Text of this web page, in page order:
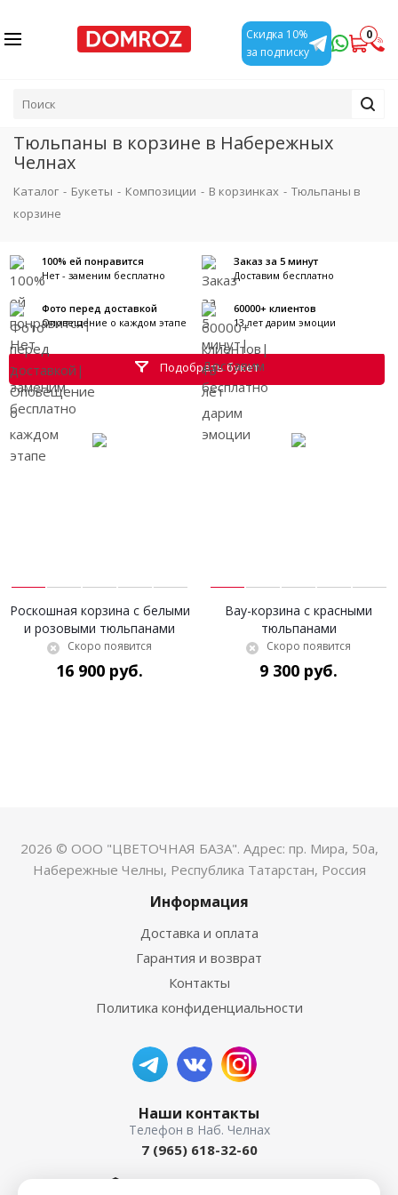
Скидка 10%
за подписку
0
Тюльпаны в корзине в Набережных
Челнах
Каталог - Букеты - Композиции - В корзинках - Тюльпаны в
корзине
100% ей понравится
Нет - заменим бесплатно
Заказ за 5 минут
Доставим бесплатно
Фото перед доставкой
Оповещение о каждом этапе
60000+ клиентов
13 лет дарим эмоции
Подобрать букет
Роскошная корзина с белыми
и розовыми тюльпанами
Скоро появится
16 900 руб.
Вау-корзина с красными
тюльпанами
Скоро появится
9 300 руб.
2026 © ООО "ЦВЕТОЧНАЯ БАЗА". Адрес: пр. Мира, 50а,
Набережные Челны, Республика Татарстан, Россия
Информация
Доставка и оплата
Гарантия и возврат
Контакты
Политика конфиденциальности
Наши контакты
7 (965) 618-32-60